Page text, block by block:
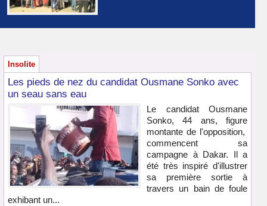
Insolite
Les pieds de nez du candidat Ousmane Sonko avec
un seau sans eau
Le candidat Ousmane
Sonko, 44 ans, figure
montante de l'opposition,
commencent sa
campagne à Dakar. Il a
été très inspiré d'illustrer
sa première sortie à
travers un bain de foule
exhibant un...